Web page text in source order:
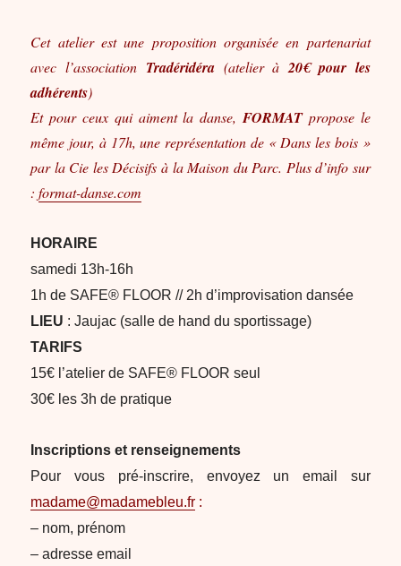
Cet atelier est une proposition organisée en partenariat
avec l’association Tradéridéra (atelier à20€ pour les
adhérents)
Et pour ceux qui aiment la danse, FORMAT propose le
même jour, à 17h, une représentation de « Dans les bois »
par la Cie les Décisifs à la Maison du Parc. Plus d’info sur
:format-danse.com
HORAIRE
samedi 13h-16h
1h de SAFE® FLOOR // 2h d’improvisation dansée
LIEU : Jaujac (salle de hand du sportissage)
TARIFS
15€ l’atelier de SAFE® FLOOR seul
30€ les 3h de pratique
Inscriptions et renseignements
Pour vous pré-inscrire, envoyez un email sur
madame@madamebleu.fr :
– nom, prénom
– adresse email